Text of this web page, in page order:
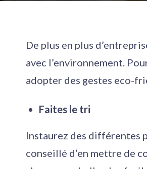
De plus en plus
avec l’environnement.
adopter des gestes eco-
Faites le tri
Instaurez des différentes
conseillé d’en mettre de